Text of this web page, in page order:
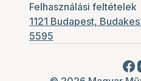
Felhasználási feltételek
1121 Budapest,
5595